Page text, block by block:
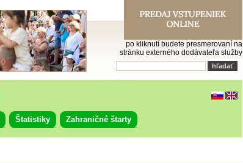
po kliknutí budete presmerovaní na
stránku externého dodávateľa služby
Štatistiky Zahraničné štarty